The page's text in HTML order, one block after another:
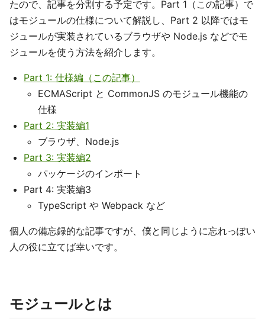
たので、記事を分割する予定です。Part 1（この記事）で
はモジュールの仕様について解説し、Part 2 以降ではモ
ジュールが実装されているブラウザや Node.js などでモ
ジュールを使う方法を紹介します。
Part 1: 仕様編（この記事）
ECMAScript と CommonJS のモジュール機能の
仕様
Part 2: 実装編1
ブラウザ、Node.js
Part 3: 実装編2
パッケージのインポート
Part 4: 実装編3
TypeScript や Webpack など
個人の備忘録的な記事ですが、僕と同じように忘れっぽい
人の役に立てば幸いです。
モジュールとは